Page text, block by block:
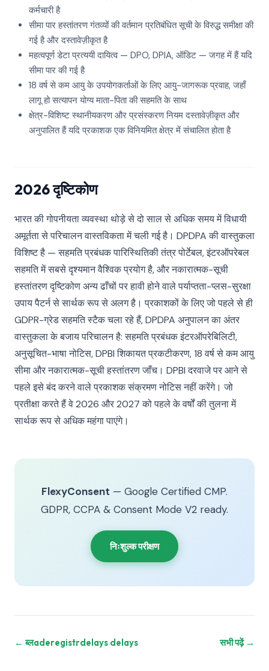
कर्मचारी है
सीमा पार हस्तांतरण गंतव्यों की वर्तमान प्रतिबंधित सूची के विरुद्ध समीक्षा की
गई है और दस्तावेज़ीकृत है
महत्वपूर्ण डेटा प्रत्ययी दायित्व — DPO, DPIA, ऑडिट — जगह में हैं यदि
सीमा पार की गई है
18 वर्ष से कम आयु के उपयोगकर्ताओं के लिए आयु-जागरूक प्रवाह, जहाँ
लागू हो सत्यापन योग्य माता-पिता की सहमति के साथ
क्षेत्र-विशिष्ट स्थानीयकरण और प्रसंस्करण नियम दस्तावेज़ीकृत और
अनुपालित हैं यदि प्रकाशक एक विनियमित क्षेत्र में संचालित होता है
2026 दृष्टिकोण
भारत की गोपनीयता व्यवस्था थोड़े से दो साल से अधिक समय में विधायी
अमूर्तता से परिचालन वास्तविकता में चली गई है। DPDPA की वास्तुकला
विशिष्ट है — सहमति प्रबंधक पारिस्थितिकी तंत्र पोर्टेबल, इंटरऑपरेबल
सहमति में सबसे दृश्यमान वैश्विक प्रयोग है, और नकारात्मक-सूची
हस्तांतरण दृष्टिकोण अन्य ढाँचों पर हावी होने वाले पर्याप्तता-प्लस-सुरक्षा
उपाय पैटर्न से सार्थक रूप से अलग है। प्रकाशकों के लिए जो पहले से ही
GDPR-ग्रेड सहमति स्टैक चला रहे हैं, DPDPA अनुपालन का अंतर
वास्तुकला के बजाय परिचालन है: सहमति प्रबंधक इंटरऑपरेबिलिटी,
अनुसूचित-भाषा नोटिस, DPBI शिकायत प्रकटीकरण, 18 वर्ष से कम आयु
सीमा और नकारात्मक-सूची हस्तांतरण जाँच। DPBI दरवाजे पर आने से
पहले इसे बंद करने वाले प्रकाशक संक्रमण नोटिस नहीं करेंगे। जो
प्रतीक्षा करते हैं वे 2026 और 2027 को पहले के वर्षों की तुलना में
सार्थक रूप से अधिक महंगा पाएंगे।
FlexyConsent — Google Certified CMP.
GDPR, CCPA & Consent Mode V2 ready.
निःशुल्क परीक्षण
← ब्लaderegistrdelays delays सभी पढ़ें →